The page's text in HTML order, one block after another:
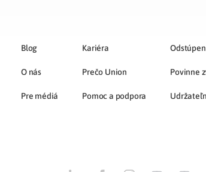
Blog
O nás
Pre médiá
Kariéra
Prečo Union
Pomoc a podpora
Povinne